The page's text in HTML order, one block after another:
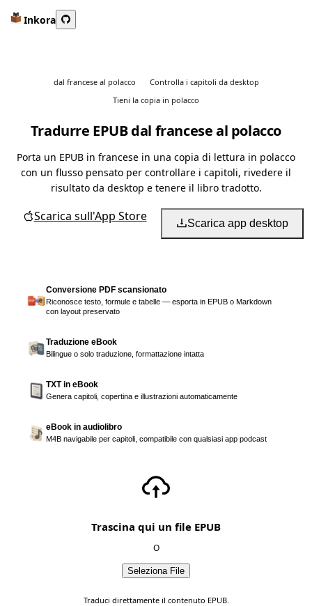
Inkora
dal francese al polacco
Controlla i capitoli da desktop
Tieni la copia in polacco
Tradurre EPUB dal francese al polacco
Porta un EPUB in francese in una copia di lettura in polacco
con un flusso pensato per controllare i capitoli, rivedere il
risultato da desktop e tenere il libro tradotto.
Scarica sull'App Store Scarica app desktop
Conversione PDF scansionato
Riconosce testo, formule e tabelle — esporta in EPUB o Markdown
con layout preservato
Traduzione eBook
Bilingue o solo traduzione, formattazione intatta
TXT in eBook
Genera capitoli, copertina e illustrazioni automaticamente
eBook in audiolibro
M4B navigabile per capitoli, compatibile con qualsiasi app podcast
Trascina qui un file EPUB
O
Seleziona File
Traduci direttamente il contenuto EPUB.